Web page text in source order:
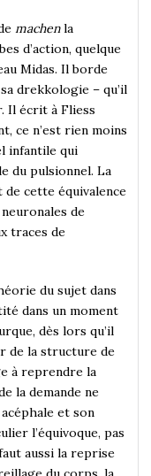
machenla
d’action, quelque
Midas. Il borde
drekkologie – qu’il
Il écrit à Fliess
ce n’est rien moins
infantile qui
du pulsionnel. La
cette équivalence
de
traces de
du sujet dans
dans un moment
dès lors qu’il
de la structure de
à reprendre la
la demande ne
et son
l’équivoque, pas
aussi la reprise